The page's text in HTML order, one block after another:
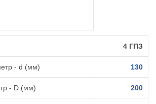
4 ГПЗ
- d (мм) 130
- D (мм) 200